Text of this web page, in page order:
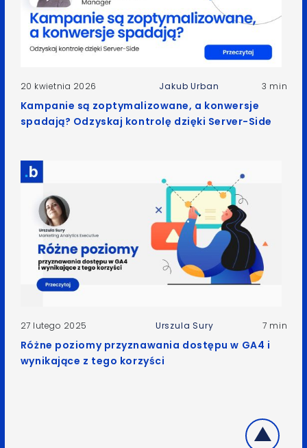
20 kwietnia 2026 Jakub Urban 3 min
Kampanie są zoptymalizowane, a konwersje
spadają? Odzyskaj kontrolę dzięki Server-Side
27 lutego 2025 Urszula Sury 7 min
Różne poziomy przyznawania dostępu w GA4 i
wynikające z tego korzyści